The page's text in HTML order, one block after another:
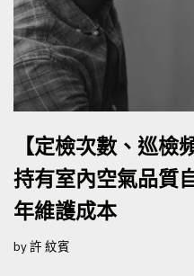
【定檢次數、巡檢
持有室內空氣品質
年維護成本
by許 紋賓